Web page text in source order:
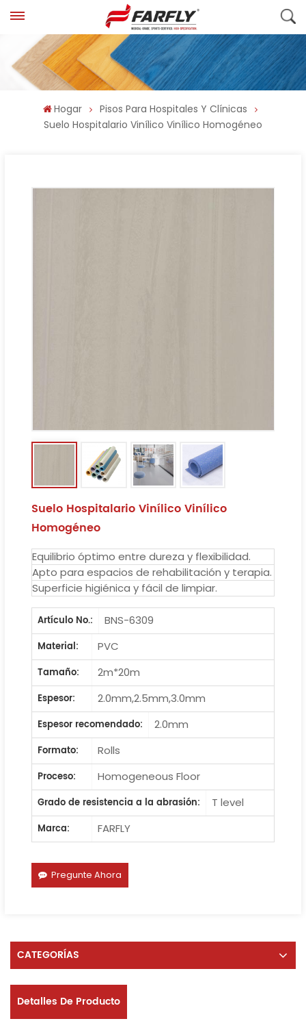
Hogar
Pisos Para Hospitales Y Clínicas
Suelo Hospitalario Vinílico Vinílico Homogéneo
Suelo Hospitalario Vinílico Vinílico
Homogéneo
Equilibrio óptimo entre dureza y flexibilidad.
Apto para espacios de rehabilitación y terapia.
Superficie higiénica y fácil de limpiar.
Artículo No.:
BNS-6309
Material:
PVC
Tamaño:
2m*20m
Espesor:
2.0mm,2.5mm,3.0mm
Espesor recomendado:
2.0mm
Formato:
Rolls
Proceso:
Homogeneous Floor
Grado de resistencia a la abrasión:
T level
Marca:
FARFLY
Pregunte Ahora
CATEGORÍAS
Detalles De Producto